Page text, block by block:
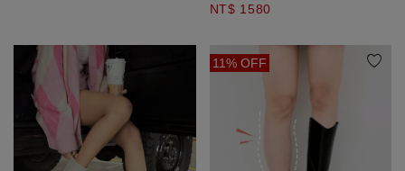
NT$ 1580
11% OFF